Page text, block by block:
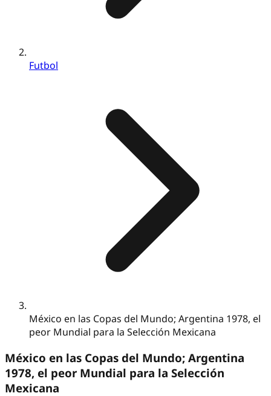
Futbol
México en las Copas del Mundo; Argentina 1978, el
peor Mundial para la Selección Mexicana
México en las Copas del Mundo; Argentina
1978, el peor Mundial para la Selección
Mexicana